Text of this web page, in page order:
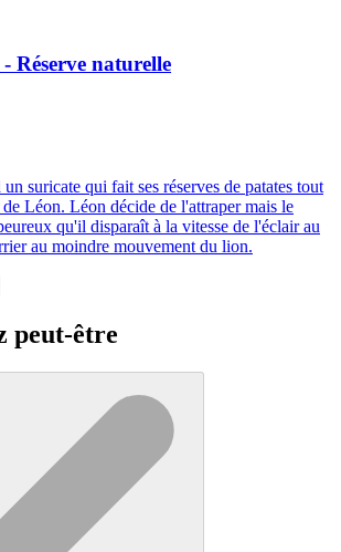
Réserve naturelle
suricate qui fait ses réserves de patates tout
Léon. Léon décide de l'attraper mais le
qu'il disparaît à la vitesse de l'éclair au
au moindre mouvement du lion.
peut-être